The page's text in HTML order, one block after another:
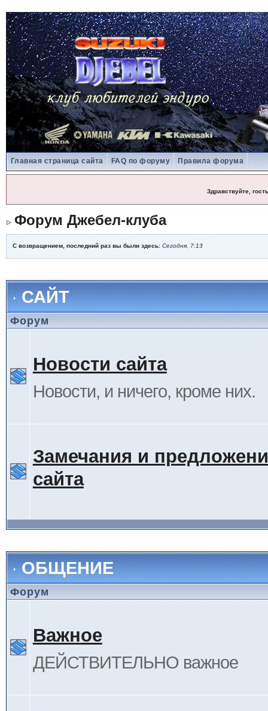
Главная страница сайта FAQ по форуму Правила форума
Здравствуйте, гость
Форум Джебел-клуба
С возвращением, последний раз вы были здесь: Сегодня, 7:13
САЙТ
Форум
Новости сайта
Новости, и ничего, кроме них.
Замечания и
сайта
ОБЩЕНИЕ
Форум
Важное
ДЕЙСТВИТЕЛЬНО важное